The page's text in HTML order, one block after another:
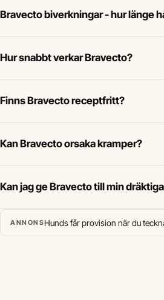
Bravecto biverkningar - hur länge
Hur snabbt verkar Bravecto?
Finns Bravecto receptfritt?
Kan Bravecto orsaka kramper?
Kan jag ge Bravecto till min
ANNONSHunds får provision när du